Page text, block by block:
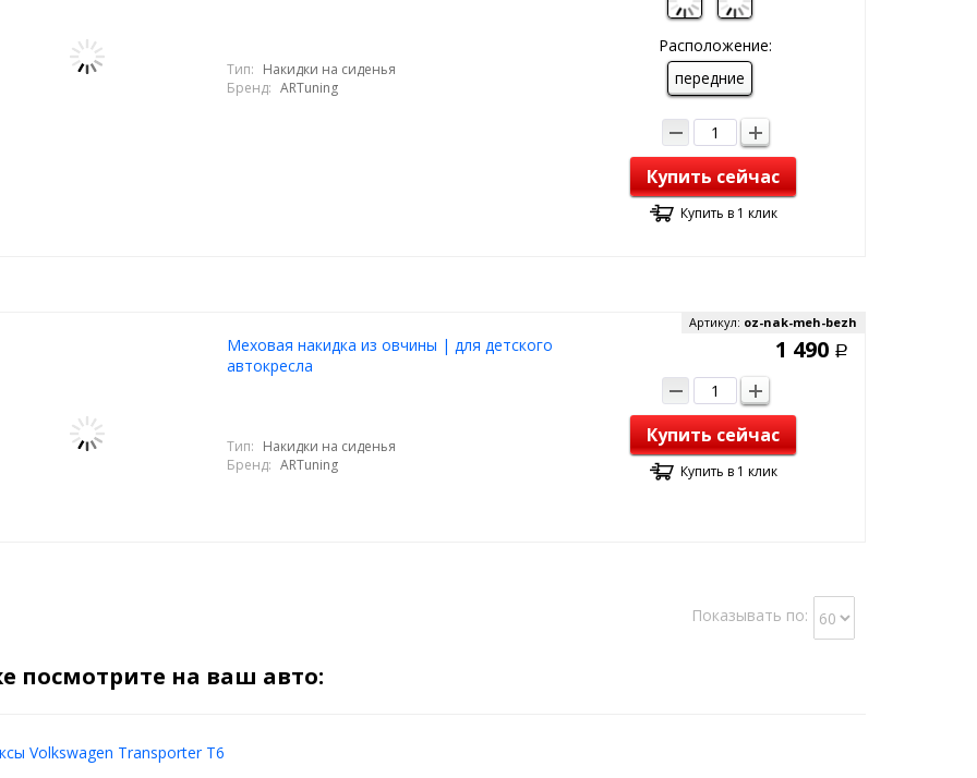
Тип: Накидки на сиденья
Бренд: ARTuning
Расположение:
передние
Купить сейчас
Купить в 1 клик
Меховая накидка из овчины | для детского
автокресла
Артикул: oz-nak-meh-bezh
Тип: Накидки на сиденья
Бренд: ARTuning
1 490 Р
Купить сейчас
Купить в 1 клик
Показывать по:
посмотрите на ваш авто:
Volkswagen Transporter T6